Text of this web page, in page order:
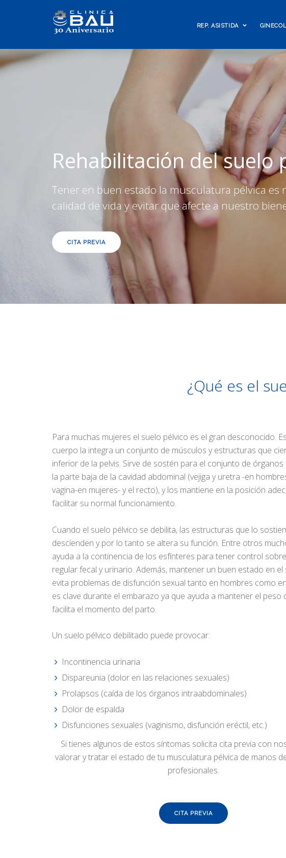
REP. ASISTIDA
Rehabilitación del suelo
Tener en buen estado la musculatura pélvica
calidad de vida y evitar que afecte a nuestro
CITA PREVIA
¿Qué es el
Para muchas mujeres el suelo pélvico es el gran desconocido.
cuerpo la integra un conjunto de músculos y estructuras que
inferior de la pelvis. Sirve de sostén para el conjunto de órganos
la parte baja de la cavidad abdominal (vejiga y uretra -en
vagina-en mujeres- y el recto), y los mantiene en la posición
facilitar su normal funcionamiento.
Cuando el suelo pélvico se debilita, las estructuras que lo
descienden y por lo tanto se altera su función. Entre otros
ayuda a la continencia de los esfínteres para tener control
regular fecal y urinario. Además, mantener un buen estado en el
evita problemas de disfunción sexual tanto en hombres como
es clave durante el embarazo ya que ayuda a mantener el peso
facilita el momento del parto.
Un suelo pélvico debilitado puede provocar:
Incontinencia urinaria
Dispareunia (dolor en las relaciones sexuales)
Prolapsos (caída de los órganos intraabdominales)
Dolor de espalda
Disfunciones sexuales (vaginismo, disfunción eréctil, etc.)
Si tienes algunos de estos síntomas solicita cita previa con
valorar y tratar el estado de tu musculatura pélvica de manos
profesionales.
CITA PREVIA